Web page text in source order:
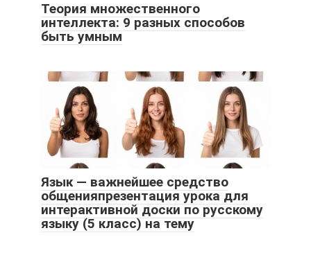
Теория множественного
интеллекта: 9 разных способов
быть умным
Язык — важнейшее средство
общенияпрезентация урока для
интерактивной доски по русскому
языку (5 класс) на тему